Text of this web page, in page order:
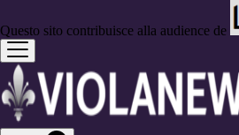
Questo sito contribuisce alla audience de